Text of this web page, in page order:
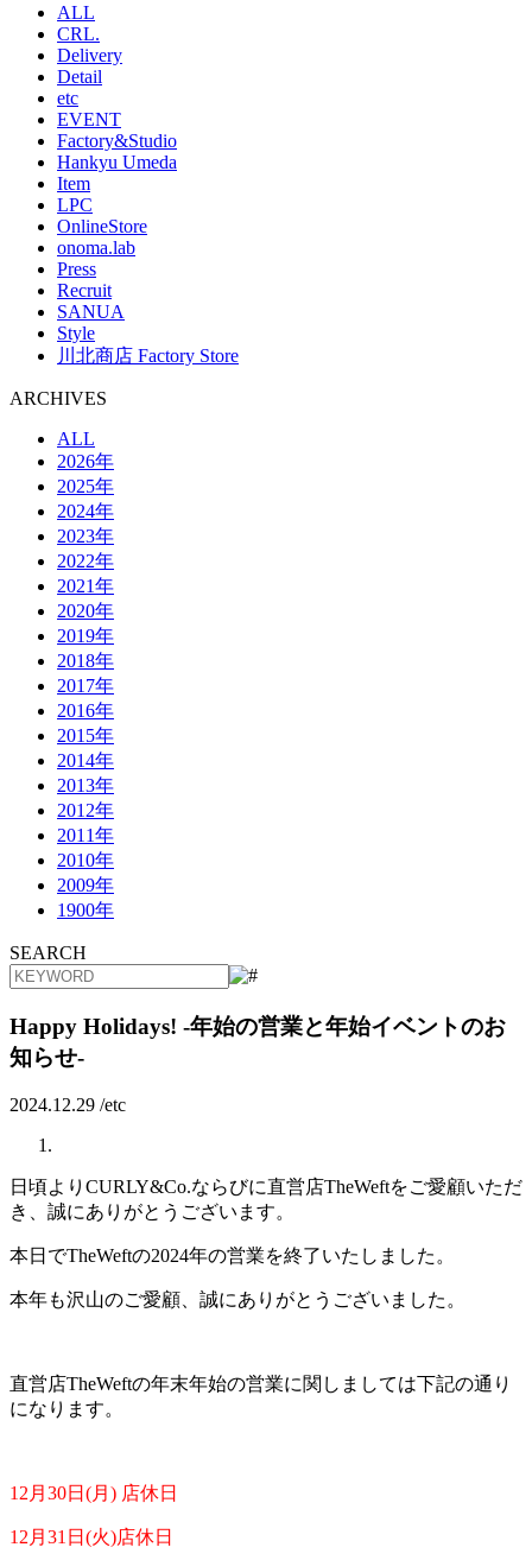
ALL
CRL.
Delivery
Detail
etc
EVENT
Factory&Studio
Hankyu Umeda
Item
LPC
OnlineStore
onoma.lab
Press
Recruit
SANUA
Style
川北商店 Factory Store
ARCHIVES
ALL
2026年
2025年
2024年
2023年
2022年
2021年
2020年
2019年
2018年
2017年
2016年
2015年
2014年
2013年
2012年
2011年
2010年
2009年
1900年
SEARCH
Happy Holidays! -年始の営業と年始イベントのお
知らせ-
2024.12.29 /etc
日頃よりCURLY&Co.ならびに直営店TheWeftをご愛顧いただ
き、誠にありがとうございます。
本日でTheWeftの2024年の営業を終了いたしました。
本年も沢山のご愛顧、誠にありがとうございました。
直営店TheWeftの年末年始の営業に関しましては下記の通り
になります。
12月30日(月) 店休日
12月31日(火)店休日